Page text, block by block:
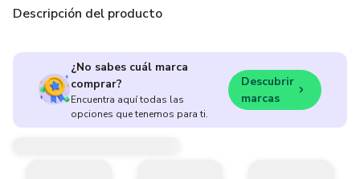
Descripción del producto
¿No sabes cuál marca
comprar?
Encuentra aquí todas las
opciones que tenemos para ti.
Descubrir
marcas